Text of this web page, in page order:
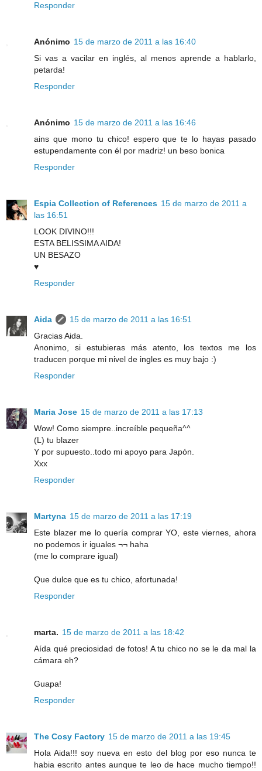
Responder
Anónimo 15 de marzo de 2011 a las 16:40
Si vas a vacilar en inglés, al menos aprende a hablarlo,
petarda!
Responder
Anónimo 15 de marzo de 2011 a las 16:46
ains que mono tu chico! espero que te lo hayas pasado
estupendamente con él por madriz! un beso bonica
Responder
Espia Collection of References 15 de marzo de 2011 a
las 16:51
LOOK DIVINO!!!
ESTA BELISSIMA AIDA!
UN BESAZO
♥
Responder
Aida
15 de marzo de 2011 a las 16:51
Gracias Aida.
Anonimo, si estubieras más atento, los textos me los
traducen porque mi nivel de ingles es muy bajo :)
Responder
Maria Jose 15 de marzo de 2011 a las 17:13
Wow! Como siempre..increíble pequeña^^
(L) tu blazer
Y por supuesto..todo mi apoyo para Japón.
Xxx
Responder
Martyna 15 de marzo de 2011 a las 17:19
Este blazer me lo quería comprar YO, este viernes, ahora
no podemos ir iguales ¬¬ haha
(me lo comprare igual)
Que dulce que es tu chico, afortunada!
Responder
marta. 15 de marzo de 2011 a las 18:42
Aída qué preciosidad de fotos! A tu chico no se le da mal la
cámara eh?
Guapa!
Responder
The Cosy Factory 15 de marzo de 2011 a las 19:45
Hola Aida!!! soy nueva en esto del blog por eso nunca te
habia escrito antes aunque te leo de hace mucho tiempo!!